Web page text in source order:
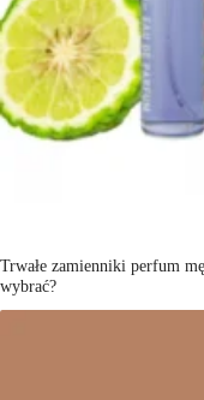
Trwałe zamienniki perfum
wybrać?